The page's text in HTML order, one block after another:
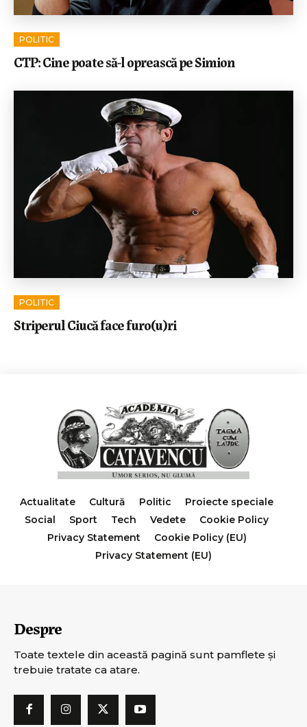
POLITIC
CTP: Cine poate să-l oprească pe Simion
POLITIC
Striperul Ciucă face furo(u)ri
Actualitate Cultură Politic
Proiecte speciale
Social
Sport Tech Vedete
Cookie Policy
Privacy Statement
Cookie Policy (EU)
Privacy Statement (EU)
Despre
Toate textele din această pagină sunt pamflete şi
trebuie tratate ca atare.